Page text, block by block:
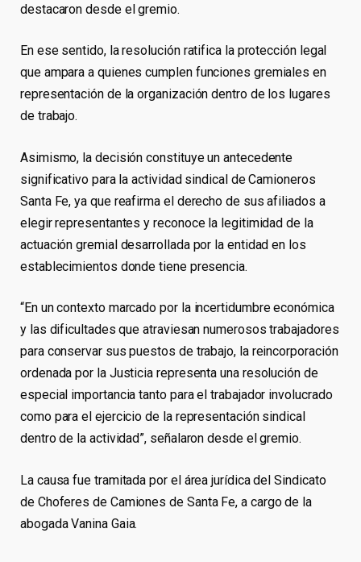
destacaron desde el gremio.
En ese sentido, la resolución ratifica la protección legal
que ampara a quienes cumplen funciones gremiales en
representación de la organización dentro de los lugares
de trabajo.
Asimismo, la decisión constituye un antecedente
significativo para la actividad sindical de Camioneros
Santa Fe, ya que reafirma el derecho de sus afiliados a
elegir representantes y reconoce la legitimidad de la
actuación gremial desarrollada por la entidad en los
establecimientos donde tiene presencia.
“En un contexto marcado por la incertidumbre económica
y las dificultades que atraviesan numerosos trabajadores
para conservar sus puestos de trabajo, la reincorporación
ordenada por la Justicia representa una resolución de
especial importancia tanto para el trabajador involucrado
como para el ejercicio de la representación sindical
dentro de la actividad”, señalaron desde el gremio.
La causa fue tramitada por el área jurídica del Sindicato
de Choferes de Camiones de Santa Fe, a cargo de la
abogada Vanina Gaia.